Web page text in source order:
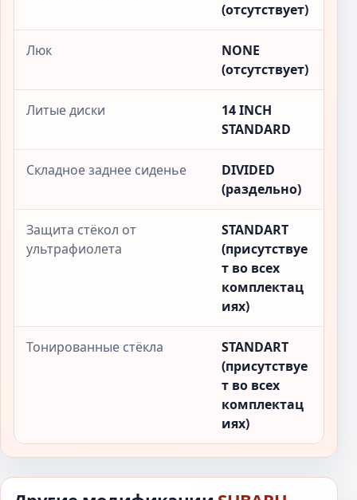
(отсутствует)
Люк
NONE
(отсутствует)
Литые диски
14 INCH
STANDARD
Складное заднее сиденье
DIVIDED
(раздельно)
Защита стёкол от
ультрафиолета
STANDART
(присутствуе
т во всех
комплектац
иях)
Тонированные стёкла
STANDART
(присутствуе
т во всех
комплектац
иях)